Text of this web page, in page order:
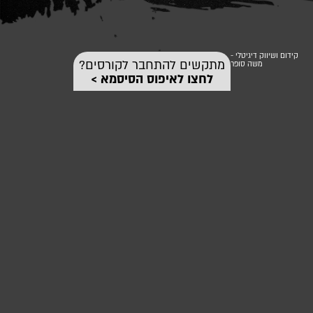
קידום ושיווק דיגיטלי -
משה סופר
מתקשים להתחבר לקורסים?
לחצו לאיפוס הסיסמא >